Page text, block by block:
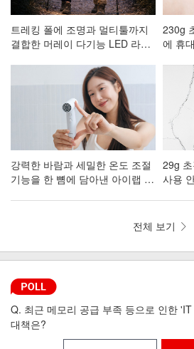
트레킹 폴에 조명과 멀티툴까지
결합한 머레이 다기능 LED 라이
230g
에 휴
강력한 바람과 세밀한 온도 조절
기능을 한 뼘에 담아낸 아이랩 한
29g
사용
전체 보기
Q. 최근 메모리 공급 부족 등으로 인한
대책은?